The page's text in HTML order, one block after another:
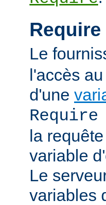
Le
l'accès
d'une
Require
la
variable
Le
variables